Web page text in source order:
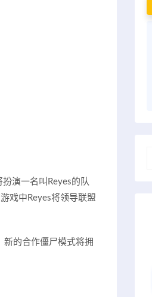
演一名叫Reyes的队
戏中Reyes将领导联盟
新的合作僵尸模式将拥